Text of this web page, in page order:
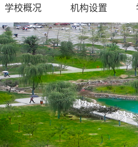
学校概况 机构设置